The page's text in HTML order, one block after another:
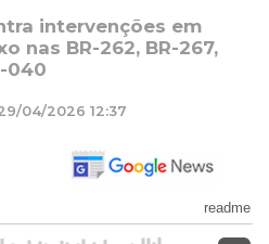
intervenções em
nas BR-262, BR-267,
040
04/2026 12:37
readme